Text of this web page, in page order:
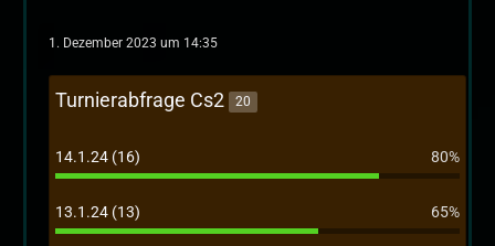
1. Dezember 2023 um 14:35
Turnierabfrage Cs2 20
14.1.24 (16) 80%
13.1.24 (13) 65%